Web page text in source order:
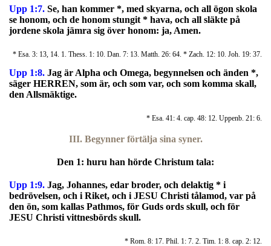
Upp 1:7. Se, han kommer *, med skyarna, och all ögon skola
se honom, och de honom stungit * hava, och all släkte på
jordene skola jämra sig över honom: ja, Amen.
* Esa. 3: 13, 14. 1. Thess. 1: 10. Dan. 7: 13. Matth. 26: 64. * Zach. 12: 10. Joh. 19: 37.
Upp 1:8. Jag är Alpha och Omega, begynnelsen och änden *,
säger HERREN, som är, och som var, och som komma skall,
den Allsmäktige.
* Esa. 41: 4. cap. 48: 12. Uppenb. 21: 6.
III. Begynner förtälja sina syner.
Den 1: huru han hörde Christum tala:
Upp 1:9. Jag, Johannes, edar broder, och delaktig * i
bedrövelsen, och i Riket, och i JESU Christi tålamod, var på
den ön, som kallas Pathmos, för Guds ords skull, och för
JESU Christi vittnesbörds skull.
* Rom. 8: 17. Phil. 1: 7. 2. Tim. 1: 8. cap. 2: 12.